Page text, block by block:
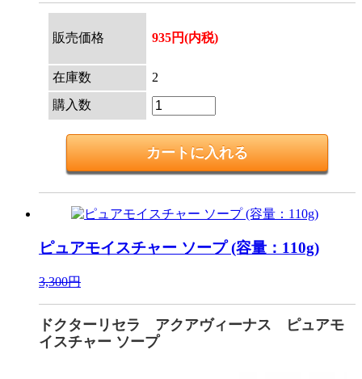
販売価格 935円(内税)
在庫数
2
購入数
ピュアモイスチャー ソープ (容量：110g)
3,300円
ドクターリセラ アクアヴィーナス ピュアモ
イスチャー ソープ